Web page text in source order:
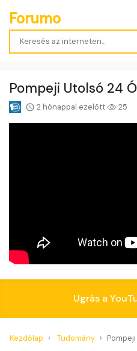
Forumo
Pompeji Utolsó 24
2 hónappal ezelőtt 25
Ugrás a
Kezdőlap Tudomány